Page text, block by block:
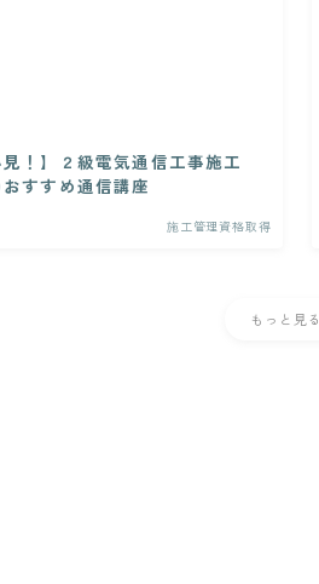
見！】２級電気通信工事施工
すすめ通信講座
施工管理資格取得
もっと見る